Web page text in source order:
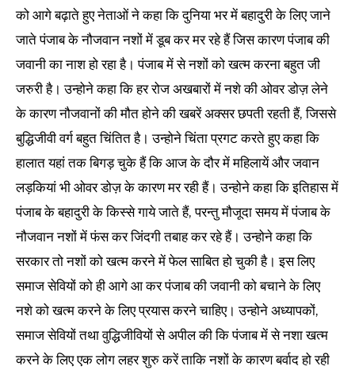
को आगे बढ़ाते हुए नेताओं ने कहा कि दुनिया भर में बहादुरी के लिए जाने
जाते पंजाब के नौजवान नशों में डूब कर मर रहे हैं जिस कारण पंजाब की
जवानी का नाश हो रहा है। पंजाब में से नशों को खत्म करना बहुत जी
जरुरी है। उन्होने कहा कि हर रोज अखबारों में नशे की ओवर डोज़ लेने
के कारण नौजवानों की मौत होने की खबरें अक्सर छपती रहती हैं, जिससे
बुद्धिजीवी वर्ग बहुत चिंतित है। उन्होने चिंता प्रगट करते हुए कहा कि
हालात यहां तक बिगड़ चुके हैं कि आज के दौर में महिलायें और जवान
लड़कियां भी ओवर डोज़ के कारण मर रही हैं। उन्होने कहा कि इतिहास में
पंजाब के बहादुरी के किस्से गाये जाते हैं, परन्तु मौजूदा समय में पंजाब के
नौजवान नशों में फंस कर जिंदगी तबाह कर रहे हैं। उन्होने कहा कि
सरकार तो नशों को खत्म करने में फेल साबित हो चुकी है। इस लिए
समाज सेवियों को ही आगे आ कर पंजाब की जवानी को बचाने के लिए
नशे को खत्म करने के लिए प्रयास करने चाहिए। उन्होने अध्यापकों,
समाज सेवियों तथा वुद्धिजीवियों से अपील की कि पंजाब में से नशा खत्म
करने के लिए एक लोग लहर शुरु करें ताकि नशों के कारण बर्वाद हो रही